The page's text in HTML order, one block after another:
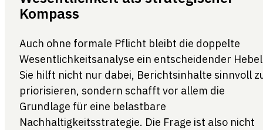
Kompass
Auch ohne formale Pflicht bleibt die doppelte
Wesentlichkeitsanalyse ein entscheidender
Sie hilft nicht nur dabei, Berichtsinhalte sinnvoll
priorisieren, sondern schafft vor allem die
Grundlage für eine belastbare
Nachhaltigkeitsstrategie. Die Frage ist also nicht